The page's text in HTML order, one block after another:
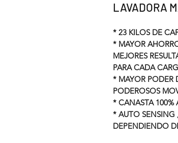
LAVADORA
* 23 KILOS DE
* MAYOR
MEJORES
PARA CADA
* MAYOR PODER
PODEROSOS
* CANASTA 100%
* AUTO SENSING
DEPENDIENDO